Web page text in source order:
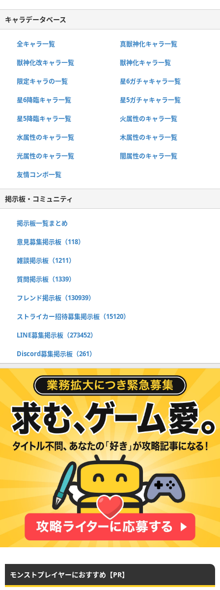
キャラデータベース
全キャラ一覧 真獣神化キャラ一覧
獣神化改キャラ一覧 獣神化キャラ一覧
限定キャラの一覧 星6ガチャキャラ一覧
星6降臨キャラ一覧 星5ガチャキャラ一覧
星5降臨キャラ一覧 火属性のキャラ一覧
水属性のキャラ一覧 木属性のキャラ一覧
光属性のキャラ一覧 闇属性のキャラ一覧
友情コンボ一覧
掲示板・コミュニティ
掲示板一覧まとめ
意見募集掲示板（118）
雑談掲示板（1211）
質問掲示板（1339）
フレンド掲示板（130939）
ストライカー招待募集掲示板（15120）
LINE募集掲示板（273452）
Discord募集掲示板（261）
モンストプレイヤーにおすすめ【PR】